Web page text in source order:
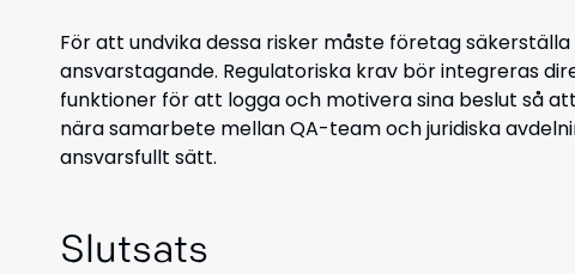
För att undvika dessa risker måste företag
ansvarstagande. Regulatoriska krav bör integreras
funktioner för att logga och motivera sina beslut så
nära samarbete mellan QA-team och juridiska
ansvarsfullt sätt.
Slutsats